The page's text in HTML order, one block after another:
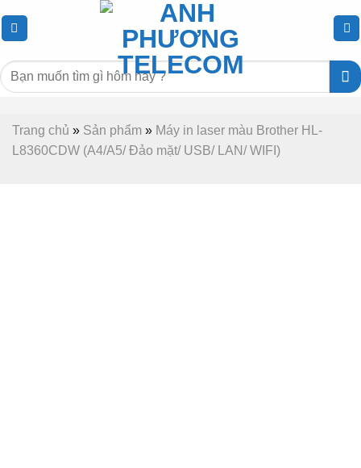
đến
dung
Tìm
kiếm:
Trang chủ » Sản phẩm » Máy in laser màu Brother HL-
L8360CDW (A4/A5/ Đảo mặt/ USB/ LAN/ WIFI)